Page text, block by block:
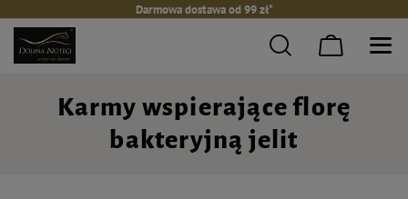
Darmowa dostawa od 99 zł*
Karmy wspierające florę
bakteryjną jelit